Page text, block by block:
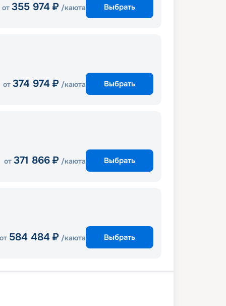
от 355 974 ₽ /каюта Выбрать
от 374 974 ₽ /каюта Выбрать
от 371 866 ₽ /каюта Выбрать
от 584 484 ₽ /каюта Выбрать